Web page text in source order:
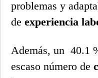
problemas y
deexperiencia
Además, un 40.1
escaso número de